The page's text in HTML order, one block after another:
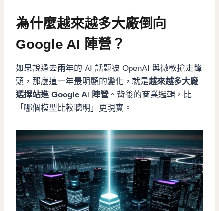
為什麼越來越多大廠倒向
Google AI 陣營？
如果說過去兩年的 AI 話題被 OpenAI 與微軟搶走鋒
頭，那麼這一年最明顯的變化，就是越來越多大廠
選擇站進 Google AI 陣營 。背後的商業邏輯，比
「哪個模型比較聰明」更現實。